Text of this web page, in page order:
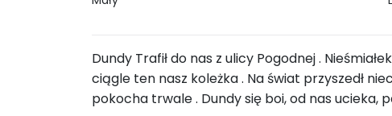
Dundy Trafił do nas z ulicy Pogodnej .
ciągle ten nasz koleżka . Na świat przyszedł
pokocha trwale . Dundy się boi, od nas ucieka,